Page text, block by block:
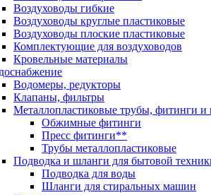
Воздуховоды гибкие
Воздуховоды круглые пластиковые
Воздуховоды плоские пластиковые
Комплектующие для воздуховодов
Кровельные материалы
Водомеры, редукторы
Клапаны, фильтры
Металлопластиковые трубы, фитинги
Обжимные фитинги
Пресс фитинги**
Трубы металлопластиковые
Подводка и шланги для бытовой
Подводка для воды
Шланги для стиральных машин